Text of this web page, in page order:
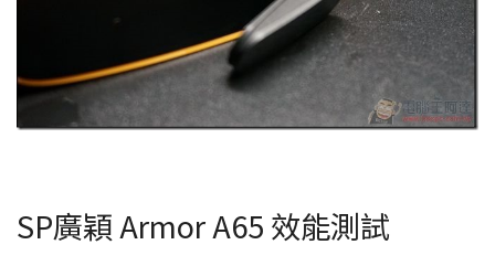
SP廣穎 Armor A65 效能測試